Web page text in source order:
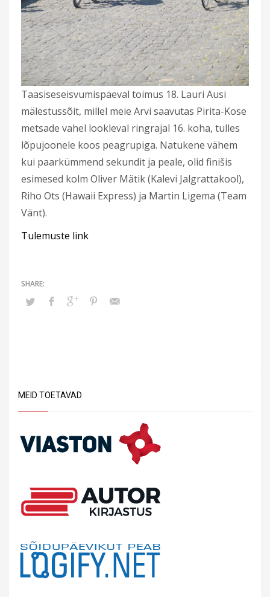
Taasiseseisvumispäeval toimus 18. Lauri Ausi
mälestussõit, millel meie Arvi saavutas Pirita-Kose
metsade vahel lookleval ringrajal 16. koha, tulles
lõpujoonele koos peagrupiga. Natukene vähem
kui paarkümmend sekundit ja peale, olid finišis
esimesed kolm Oliver Mätik (Kalevi Jalgrattakool),
Riho Ots (Hawaii Express) ja Martin Ligema (Team
Vänt).
Tulemuste link
MEID TOETAVAD